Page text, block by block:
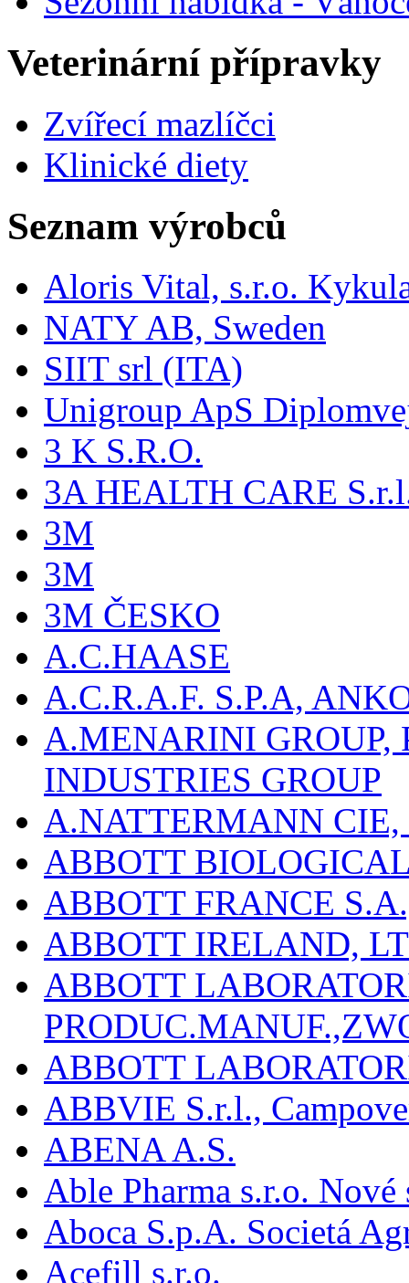
Veterinární přípravky
Zvířecí mazlíčci
Klinické diety
Seznam výrobců
Aloris Vital, s.r.o.
NATY AB, Sweden
SIIT srl (ITA)
Unigroup ApS
3 K S.R.O.
3A HEALTH CARE
3M
3M
3M ČESKO
A.C.HAASE
A.C.R.A.F. S.P.A,
A.MENARINI
INDUSTRIES GROUP
A.NATTERMANN
ABBOTT
ABBOTT FRANCE
ABBOTT IRELAND,
ABBOTT
ABBOTT
ABBVIE S.r.l.,
ABENA A.S.
Able Pharma s.r.o.
Aboca S.p.A. Societá
Acefill s.r.o.